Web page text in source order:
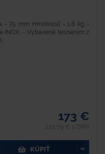
- 75 mm Hmotnosť - 1,6 kg -
INOX. - Vybavené tesnením z
173 €
KÚPIŤ